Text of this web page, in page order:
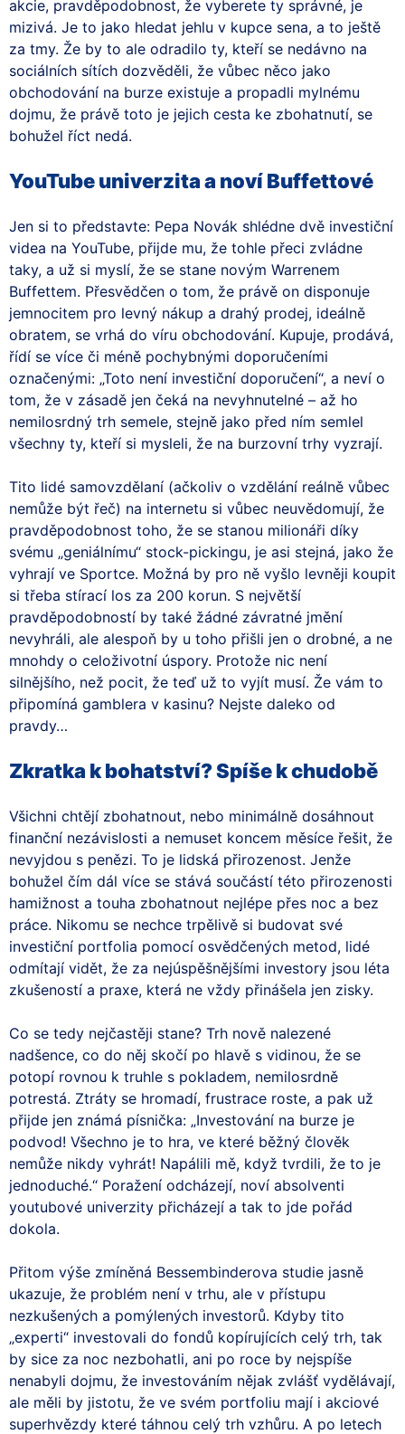
akcie, pravděpodobnost, že vyberete ty správné, je
mizivá. Je to jako hledat jehlu v kupce sena, a to ještě
za tmy. Že by to ale odradilo ty, kteří se nedávno na
sociálních sítích dozvěděli, že vůbec něco jako
obchodování na burze existuje a propadli mylnému
dojmu, že právě toto je jejich cesta ke zbohatnutí, se
bohužel říct nedá.
YouTube univerzita a noví Buffettové
Jen si to představte: Pepa Novák shlédne dvě investiční
videa na YouTube, přijde mu, že tohle přeci zvládne
taky, a už si myslí, že se stane novým Warrenem
Buffettem. Přesvědčen o tom, že právě on disponuje
jemnocitem pro levný nákup a drahý prodej, ideálně
obratem, se vrhá do víru obchodování. Kupuje, prodává,
řídí se více či méně pochybnými doporučeními
označenými: „Toto není investiční doporučení“, a neví o
tom, že v zásadě jen čeká na nevyhnutelné – až ho
nemilosrdný trh semele, stejně jako před ním semlel
všechny ty, kteří si mysleli, že na burzovní trhy vyzrají.
Tito lidé samovzdělaní (ačkoliv o vzdělání reálně vůbec
nemůže být řeč) na internetu si vůbec neuvědomují, že
pravděpodobnost toho, že se stanou milionáři díky
svému „geniálnímu“ stock-pickingu, je asi stejná, jako že
vyhrají ve Sportce. Možná by pro ně vyšlo levněji koupit
si třeba stírací los za 200 korun. S největší
pravděpodobností by také žádné závratné jmění
nevyhráli, ale alespoň by u toho přišli jen o drobné, a ne
mnohdy o celoživotní úspory. Protože nic není
silnějšího, než pocit, že teď už to vyjít musí. Že vám to
připomíná gamblera v kasinu? Nejste daleko od
pravdy…
Zkratka k bohatství? Spíše k chudobě
Všichni chtějí zbohatnout, nebo minimálně dosáhnout
finanční nezávislosti a nemuset koncem měsíce řešit, že
nevyjdou s penězi. To je lidská přirozenost. Jenže
bohužel čím dál více se stává součástí této přirozenosti
hamižnost a touha zbohatnout nejlépe přes noc a bez
práce. Nikomu se nechce trpělivě si budovat své
investiční portfolia pomocí osvědčených metod, lidé
odmítají vidět, že za nejúspěšnějšími investory jsou léta
zkušeností a praxe, která ne vždy přinášela jen zisky.
Co se tedy nejčastěji stane? Trh nově nalezené
nadšence, co do něj skočí po hlavě s vidinou, že se
potopí rovnou k truhle s pokladem, nemilosrdně
potrestá. Ztráty se hromadí, frustrace roste, a pak už
přijde jen známá písnička: „Investování na burze je
podvod! Všechno je to hra, ve které běžný člověk
nemůže nikdy vyhrát! Napálili mě, když tvrdili, že to je
jednoduché.“ Poražení odcházejí, noví absolventi
youtubové univerzity přicházejí a tak to jde pořád
dokola.
Přitom výše zmíněná Bessembinderova studie jasně
ukazuje, že problém není v trhu, ale v přístupu
nezkušených a pomýlených investorů. Kdyby tito
„experti“ investovali do fondů kopírujících celý trh, tak
by sice za noc nezbohatli, ani po roce by nejspíše
nenabyli dojmu, že investováním nějak zvlášť vydělávají,
ale měli by jistotu, že ve svém portfoliu mají i akciové
superhvězdy které táhnou celý trh vzhůru. A po letech